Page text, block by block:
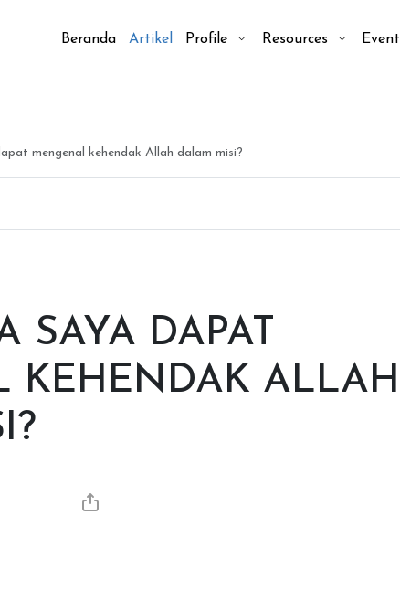
Beranda Artikel Profile Resources Event
mengenal kehendak Allah dalam misi?
SAYA DAPAT
KEHENDAK ALLAH